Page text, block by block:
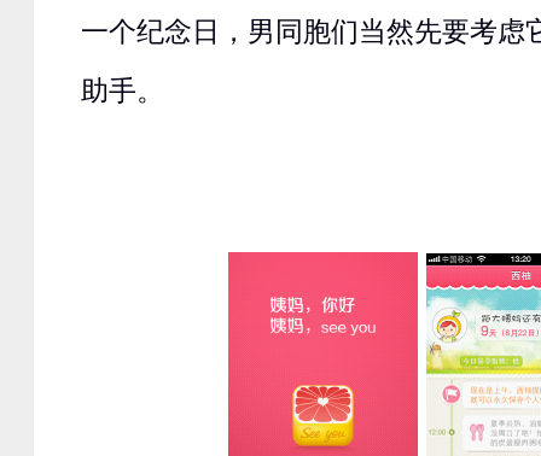
一个纪念日，男同胞们当然先要考
助手。